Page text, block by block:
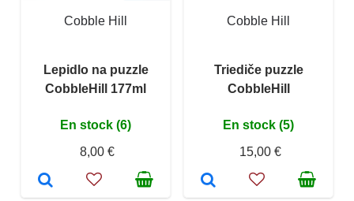
Cobble Hill
Lepidlo na puzzle
CobbleHill 177ml
En stock (6)
8,00 €
Cobble Hill
Triediče puzzle
CobbleHill
En stock (5)
15,00 €